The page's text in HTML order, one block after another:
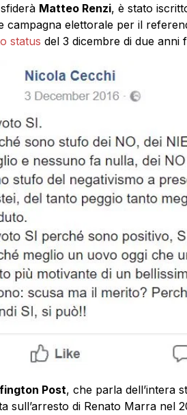
Matteo Renzi, è stato
campagna elettorale per il
status del 3 dicembre di due anni
Post, che parla dell’intera
sull’arresto di Renato Marra nel